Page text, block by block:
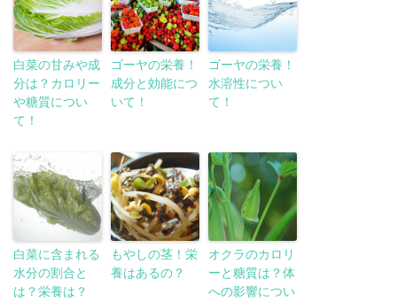
白菜の甘みや成
分は？カロリー
や糖質につい
て！
ゴーヤの栄養！
成分と効能につ
いて！
ゴーヤの栄養！
水溶性につい
て！
白菜に含まれる
水分の割合と
は？栄養は？
もやしの茎！栄
養はあるの？
オクラのカロリ
ーと糖質は？体
への影響につい